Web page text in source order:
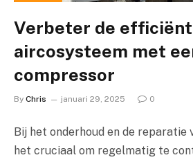
Verbeter de
aircosysteem met
compressor
By Chris januari 29, 2025 0
Bij het onderhoud en de reparatie
het cruciaal om regelmatig te